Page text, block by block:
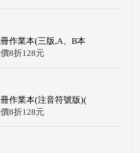
作業本(三版,A、B本
8折128元
作業本(注音符號版)(
8折128元